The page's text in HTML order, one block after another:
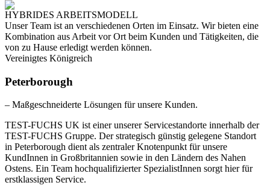
HYBRIDES ARBEITSMODELL
Unser Team ist an verschiedenen Orten im Einsatz. Wir bieten eine
Kombination aus Arbeit vor Ort beim Kunden und Tätigkeiten, die
von zu Hause erledigt werden können.
Vereinigtes Königreich
Peterborough
– Maßgeschneiderte Lösungen für unsere Kunden.
TEST-FUCHS UK ist einer unserer Servicestandorte innerhalb der
TEST-FUCHS Gruppe. Der strategisch günstig gelegene Standort
in Peterborough dient als zentraler Knotenpunkt für unsere
KundInnen in Großbritannien sowie in den Ländern des Nahen
Ostens. Ein Team hochqualifizierter SpezialistInnen sorgt hier für
erstklassigen Service.